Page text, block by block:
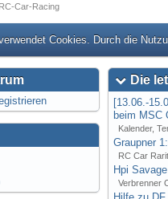
Car-Racing
Cookies. Durch die
Die
[13.06.-
beim MSC
Kalender,
Graupner
RC Car
Hpi
Verbrenner